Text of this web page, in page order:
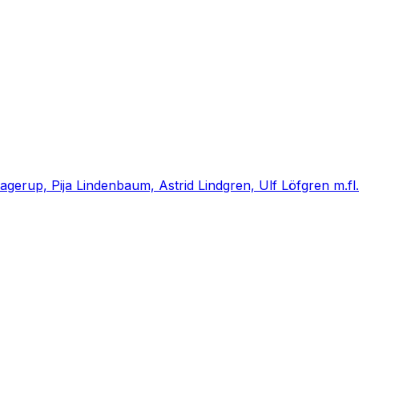
Pija Lindenbaum, Astrid Lindgren, Ulf Löfgren m.fl.